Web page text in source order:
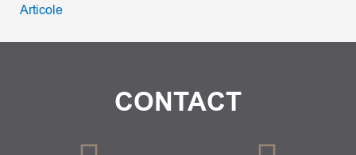
Articole
CONTACT